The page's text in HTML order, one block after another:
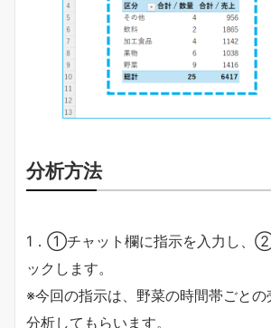
分析方法
1．➀チャット欄に指示を入力し、➁
ックします。
※今回の指示は、野菜の時間帯ごと
分析してもらいます。